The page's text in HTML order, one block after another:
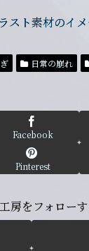
日常の崩れ
Facebook
Pinterest
房をフォローす